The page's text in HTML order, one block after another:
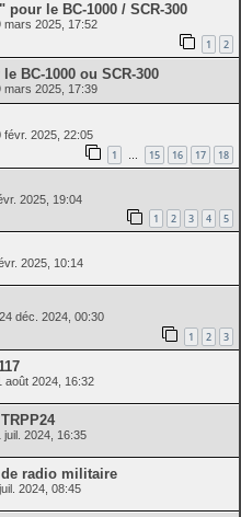
le BC-1000 / SCR-300
mars 2025, 17:52
1 2
BC-1000 ou SCR-300
mars 2025, 17:39
févr. 2025, 22:05
1 … 15 16 17 18
2025, 19:04
1 2 3 4 5
2025, 10:14
24 déc. 2024, 00:30
1 2 3
août 2024, 16:32
juil. 2024, 16:35
radio militaire
2024, 08:45